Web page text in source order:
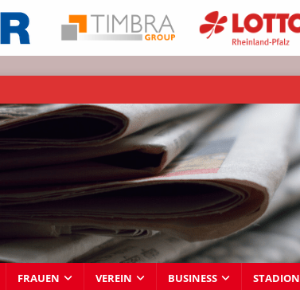
FRAUEN VEREIN BUSINESS STADION